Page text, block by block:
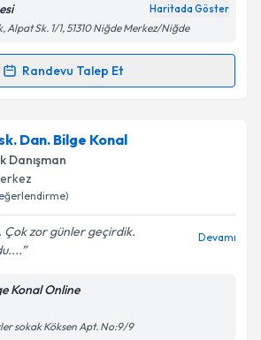
Haritada Göster
Alpat Sk. 1/1, 51310 Niğde Merkez/Niğde
Randevu Talep Et
Talebi
Yalçın Yetişiriçin randevu takvimi
Size bu uzmandan randevu almanız
e-posta ile
işlenmesine ilişkin
ve kişisel verilerimin belirtilen
Dan. Bilge Konal
Danışman
Çok zor günler geçirdik.
Devamı
Konal Online
sokak Köksen Apt. No:9/9